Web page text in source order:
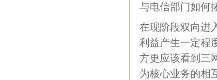
与电信部门如何
在现阶段双向进
利益产生一定程
方更应该看到三
为核心业务的相